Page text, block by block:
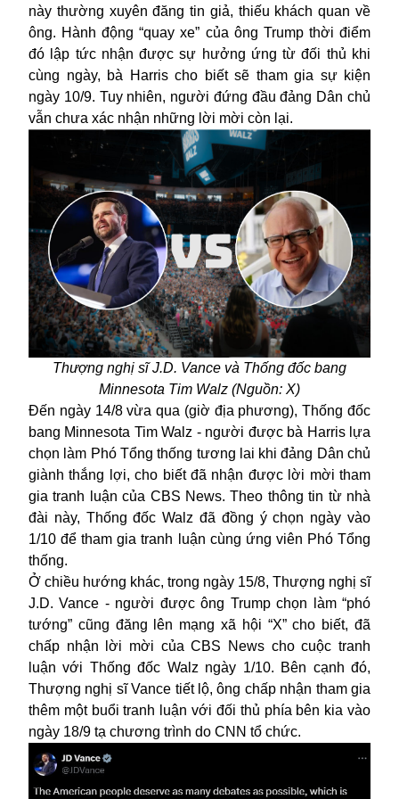
này thường xuyên đăng tin giả, thiếu khách quan về
ông. Hành động “quay xe” của ông Trump thời điểm
đó lập tức nhận được sự hưởng ứng từ đối thủ khi
cùng ngày, bà Harris cho biết sẽ tham gia sự kiện
ngày 10/9. Tuy nhiên, người đứng đầu đảng Dân chủ
vẫn chưa xác nhận những lời mời còn lại.
Thượng nghị sĩ J.D. Vance và Thống đốc bang
Minnesota Tim Walz (Nguồn: X)
Đến ngày 14/8 vừa qua (giờ địa phương), Thống đốc
bang Minnesota Tim Walz - người được bà Harris lựa
chọn làm Phó Tổng thống tương lai khi đảng Dân chủ
giành thắng lợi, cho biết đã nhận được lời mời tham
gia tranh luận của CBS News. Theo thông tin từ nhà
đài này, Thống đốc Walz đã đồng ý chọn ngày vào
1/10 để tham gia tranh luận cùng ứng viên Phó Tổng
thống.
Ở chiều hướng khác, trong ngày 15/8, Thượng nghị sĩ
J.D. Vance - người được ông Trump chọn làm “phó
tướng” cũng đăng lên mạng xã hội “X” cho biết, đã
chấp nhận lời mời của CBS News cho cuộc tranh
luận với Thống đốc Walz ngày 1/10. Bên cạnh đó,
Thượng nghị sĩ Vance tiết lộ, ông chấp nhận tham gia
thêm một buổi tranh luận với đối thủ phía bên kia vào
ngày 18/9 tạ chương trình do CNN tổ chức.